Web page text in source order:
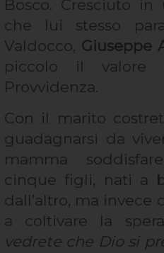
Bosco. Cresciuto in
che lui stesso
Valdocco, Giuseppe
piccolo il valore
Provvidenza.
Con il marito
guadagnarsi da
mamma
cinque figli, nati a
dall’altro, ma invece
a coltivare la
vedrete che Dio si